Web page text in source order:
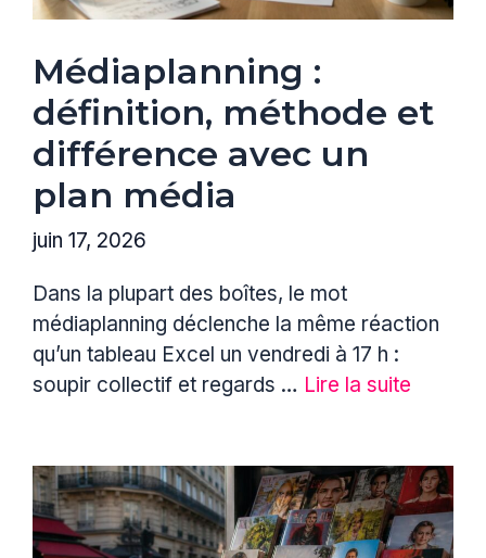
Médiaplanning :
définition, méthode et
différence avec un
plan média
juin 17, 2026
Dans la plupart des boîtes, le mot
médiaplanning déclenche la même réaction
qu’un tableau Excel un vendredi à 17 h :
soupir collectif et regards … Lire la suite